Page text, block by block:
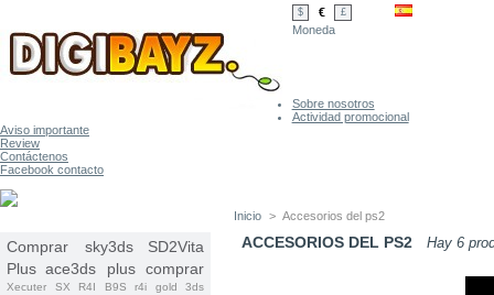
$ € £
Moneda
Sobre nosotros
Actividad promocional
Aviso importante
Review
Contáctenos
Facebook contacto
Comprar sky3ds
SD2Vita
Plus ace3ds plus comprar
Xecuter SX R4I B9S
r4i gold 3ds
Inicio > Accesorios del ps2
ACCESORIOS DEL PS2 Hay 6